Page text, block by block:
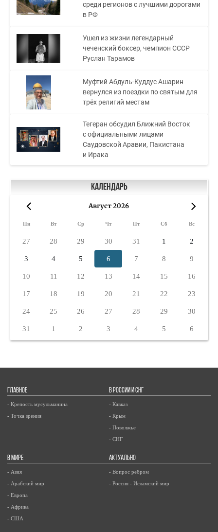
среди регионов с лучшими дорогами
в РФ
Ушел из жизни легендарный
чеченский боксер, чемпион СССР
Руслан Тарамов
Муфтий Абдуль-Куддус Ашарин
вернулся из поездки по святым для
трёх религий местам
Тегеран обсудил Ближний Восток
с официальными лицами
Саудовской Аравии, Пакистана
и Ирака
Календарь
Август 2026
Пн Вт Ср Чт Пт Сб Вс
27 28 29 30 31 1 2
3 4 5 6 7 8 9
10 11 12 13 14 15 16
17 18 19 20 21 22 23
24 25 26 27 28 29 30
31 1 2 3 4 5 6
ГЛАВНОЕ
- Крепость мусульманина
- Точка зрения
В РОССИИ И СНГ
- Кавказ
- Крым
- Поволжье
- СНГ
В МИРЕ
- Азия
- Арабский мир
- Европа
- Африка
- США
АКТУАЛЬНО
- Вопрос ребром
- Россия - Исламский мир